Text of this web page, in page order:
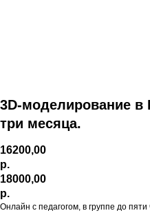
3D-моделирование в
три месяца.
16200,00
р.
18000,00
р.
Онлайн с педагогом, в группе до